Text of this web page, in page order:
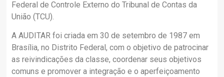
Federal de Controle Externo do Tribunal de Contas da
União (TCU).
A AUDITAR foi criada em 30 de setembro de 1987 em
Brasília, no Distrito Federal, com o objetivo de patrocinar
as reivindicações da classe, coordenar seus objetivos
comuns e promover a integração e o aperfeiçoamento